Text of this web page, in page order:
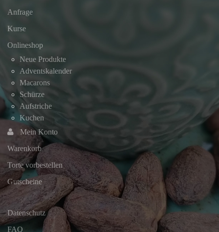
Anfrage
Kurse
Onlineshop
Neue Produkte
Adventskalender
Macarons
Schürze
Aufstriche
Kuchen
Mein Konto
Warenkorb
Torte vorbestellen
Gutscheine
Datenschutz
FAQ